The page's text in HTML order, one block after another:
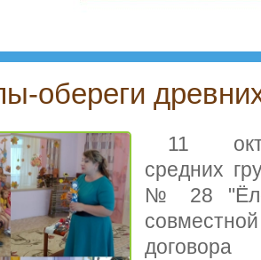
обереги
11
средних
№ 28
договора